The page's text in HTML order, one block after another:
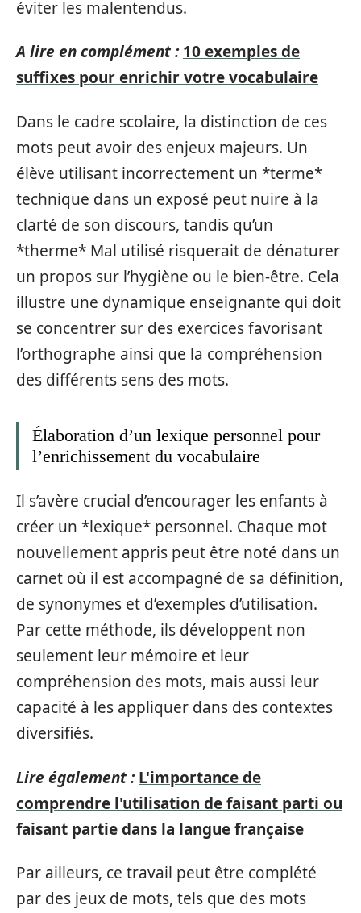
éviter les malentendus.
A lire en complément : 10 exemples de
suffixes pour enrichir votre vocabulaire
Dans le cadre scolaire, la distinction de ces
mots peut avoir des enjeux majeurs. Un
élève utilisant incorrectement un *terme*
technique dans un exposé peut nuire à la
clarté de son discours, tandis qu’un
*therme* Mal utilisé risquerait de dénaturer
un propos sur l’hygiène ou le bien-être. Cela
illustre une dynamique enseignante qui doit
se concentrer sur des exercices favorisant
l’orthographe ainsi que la compréhension
des différents sens des mots.
Élaboration d’un lexique personnel pour
l’enrichissement du vocabulaire
Il s’avère crucial d’encourager les enfants à
créer un *lexique* personnel. Chaque mot
nouvellement appris peut être noté dans un
carnet où il est accompagné de sa définition,
de synonymes et d’exemples d’utilisation.
Par cette méthode, ils développent non
seulement leur mémoire et leur
compréhension des mots, mais aussi leur
capacité à les appliquer dans des contextes
diversifiés.
Lire également : L'importance de
comprendre l'utilisation de faisant parti ou
faisant partie dans la langue française
Par ailleurs, ce travail peut être complété
par des jeux de mots, tels que des mots